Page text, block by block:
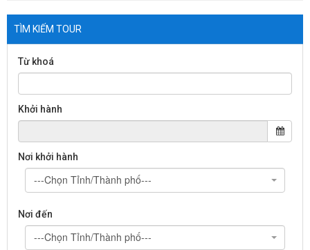
TÌM KIẾM TOUR
Từ khoá
Khởi hành
Nơi khởi hành
---Chọn Tỉnh/Thành phố---
Nơi đến
---Chọn Tỉnh/Thành phố---